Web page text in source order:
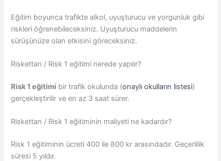
Eğitim boyunca trafikte alkol, uyuşturucu ve yorgunluk gibi
riskleri öğrenebileceksiniz. Uyuşturucu maddelerin
sürüşünüze olan etkisini göreceksiniz.
Riskettan / Risk 1 eğitimi nerede yapılır?
Risk 1 eğitimi bir trafik okulunda (onaylı okulların listesi)
gerçekleştirilir ve en az 3 saat sürer.
Riskettan / Risk 1 eğitiminin maliyeti ne kadardır?
Risk 1 eğitiminin ücreti 400 ile 800 kr arasındadır. Geçerlilik
süresi 5 yıldır.